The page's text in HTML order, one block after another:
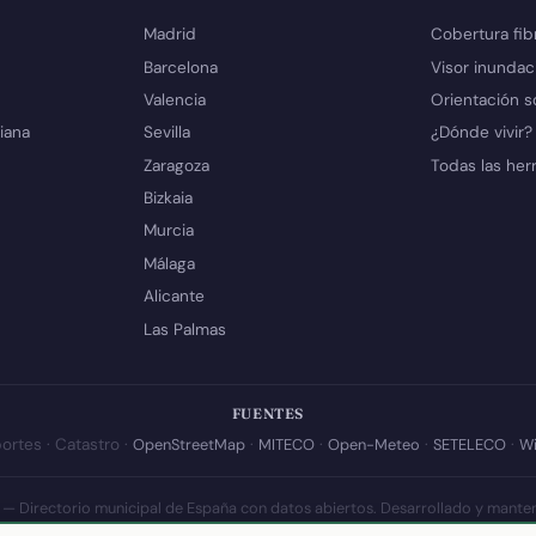
Madrid
Barcelona
Valencia
Sevilla
Zaragoza
Bizkaia
Murcia
Málaga
Alicante
Las Palmas
Cobertura
Visor
Orientación
¿Dónde vivir?
Todas las
FUENTES
· Catastro · OpenStreetMap · MITECO · Open-Meteo · SETELECO ·
Directorio municipal de España con datos abiertos. Desarrollado y